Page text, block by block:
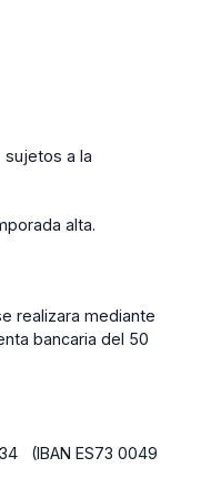
a la
alta.
realizara mediante
bancaria del 50
(IBAN ES73 0049